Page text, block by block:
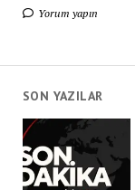
Yorum yapın
SON YAZILAR